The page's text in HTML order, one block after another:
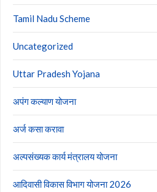
Tamil Nadu Scheme
Uncategorized
Uttar Pradesh Yojana
अपंग कल्याण योजना
अर्ज कसा करावा
अल्पसंख्यक कार्य मंत्रालय योजना
आदिवासी विकास विभाग योजना 2026